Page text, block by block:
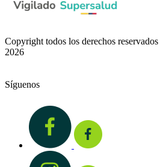
Copyright todos los derechos
2026
Síguenos